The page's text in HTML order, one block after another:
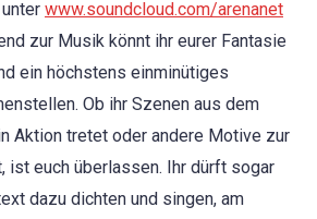
www.soundcloud.com/arenanet
zur Musik könnt ihr eurer Fantasie
ein höchstens einminütiges
Ob ihr Szenen aus dem
Aktion tretet oder andere Motive zur
ist euch überlassen. Ihr dürft sogar
dazu dichten und singen, am